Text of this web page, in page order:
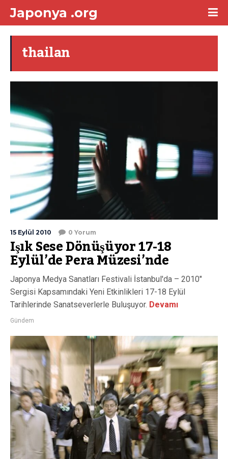
Japonya .org
thailan
15 Eylül 2010 0 Yorum
Işık Sese Dönüşüyor 17-18
Eylül’de Pera Müzesi’nde
Japonya Medya Sanatları Festivali İstanbul'da – 2010"
Sergisi Kapsamındaki Yeni Etkinlikleri 17-18 Eylül
Tarihlerinde Sanatseverlerle Buluşuyor. Devamı
Gündem